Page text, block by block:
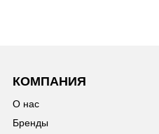
КОМПАНИЯ
О нас
Бренды